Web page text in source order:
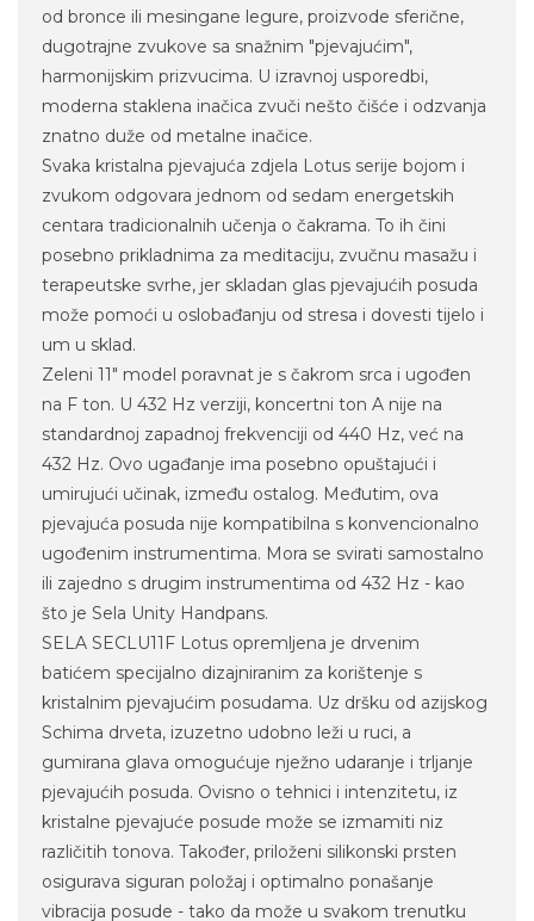
od bronce ili mesingane legure, proizvode sferične,
dugotrajne zvukove sa snažnim "pjevajućim",
harmonijskim prizvucima. U izravnoj usporedbi,
moderna staklena inačica zvuči nešto čišće i odzvanja
znatno duže od metalne inačice.
Svaka kristalna pjevajuća zdjela Lotus serije bojom i
zvukom odgovara jednom od sedam energetskih
centara tradicionalnih učenja o čakrama. To ih čini
posebno prikladnima za meditaciju, zvučnu masažu i
terapeutske svrhe, jer skladan glas pjevajućih posuda
može pomoći u oslobađanju od stresa i dovesti tijelo i
um u sklad.
Zeleni 11" model poravnat je s čakrom srca i ugođen
na F ton. U 432 Hz verziji, koncertni ton A nije na
standardnoj zapadnoj frekvenciji od 440 Hz, već na
432 Hz. Ovo ugađanje ima posebno opuštajući i
umirujući učinak, između ostalog. Međutim, ova
pjevajuća posuda nije kompatibilna s konvencionalno
ugođenim instrumentima. Mora se svirati samostalno
ili zajedno s drugim instrumentima od 432 Hz - kao
što je Sela Unity Handpans.
SELA SECLU11F Lotus opremljena je drvenim
batićem specijalno dizajniranim za korištenje s
kristalnim pjevajućim posudama. Uz dršku od azijskog
Schima drveta, izuzetno udobno leži u ruci, a
gumirana glava omogućuje nježno udaranje i trljanje
pjevajućih posuda. Ovisno o tehnici i intenzitetu, iz
kristalne pjevajuće posude može se izmamiti niz
različitih tonova. Također, priloženi silikonski prsten
osigurava siguran položaj i optimalno ponašanje
vibracija posude - tako da može u svakom trenutku